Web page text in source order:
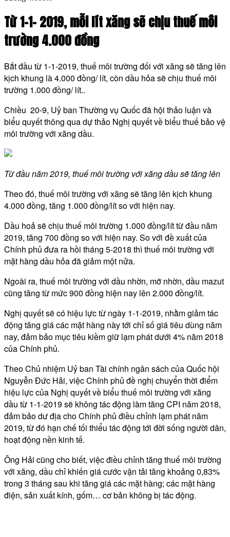
Từ 1-1- 2019, mỗi lít xăng sẽ chịu thuế môi
trường 4.000 đồng
Bắt đầu từ 1-1-2019, thuế môi trường đối với xăng sẽ tăng lên
kịch khung là 4.000 đồng/ lít, còn dầu hỏa sẽ chịu thuế môi
trường 1.000 đồng/ lít..
Chiều 20-9, Uỷ ban Thường vụ Quốc đã hội thảo luận và
biểu quyết thông qua dự thảo Nghị quyết về biểu thuế bảo vệ
môi trường với xăng dầu.
Từ đầu năm 2019, thuế môi trường với xăng dầu sẽ tăng lên
Theo đó, thuế môi trường với xăng sẽ tăng lên kịch khung
4.000 đồng, tăng 1.000 đồng/lít so với hiện nay.
Dầu hoả sẽ chịu thuế môi trường 1.000 đồng/lít từ đầu năm
2019, tăng 700 đồng so với hiện nay. So với đề xuất của
Chính phủ đưa ra hồi tháng 5-2018 thì thuế môi trường với
mặt hàng dầu hỏa đã giảm một nửa.
Ngoài ra, thuế môi trường với dầu nhờn, mỡ nhờn, dầu mazut
cũng tăng từ mức 900 đồng hiện nay lên 2.000 đồng/lít.
Nghị quyết sẽ có hiệu lực từ ngày 1-1-2019, nhằm giảm tác
động tăng giá các mặt hàng này tới chỉ số giá tiêu dùng năm
nay, đảm bảo mục tiêu kiềm giữ lạm phát dưới 4% năm 2018
của Chính phủ.
Theo Chủ nhiệm Uỷ ban Tài chính ngân sách của Quốc hội
Nguyễn Đức Hải, việc Chính phủ đề nghị chuyển thời điểm
hiệu lực của Nghị quyết về biểu thuế môi trường với xăng
dầu từ 1-1-2019 sẽ không tác động làm tăng CPI năm 2018,
đảm bảo dư địa cho Chính phủ điều chỉnh lạm phát năm
2019, từ đó hạn chế tối thiểu tác động tới đời sống người dân,
hoạt động nền kinh tế.
Ông Hải cũng cho biết, việc điều chỉnh tăng thuế môi trường
với xăng, dầu chỉ khiến giá cước vận tải tăng khoảng 0,83%
trong 3 tháng sau khi tăng giá các mặt hàng; các mặt hàng
điện, sản xuất kính, gốm… cơ bản không bị tác động.